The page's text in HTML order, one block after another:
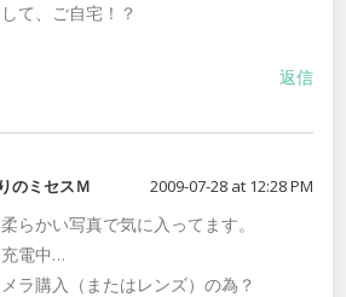
て、ご自宅！？
返信
のミセスＭ 2009-07-28 at 12:28 PM
らかい写真で気に入ってます。
電中…
ラ購入（またはレンズ）の為？